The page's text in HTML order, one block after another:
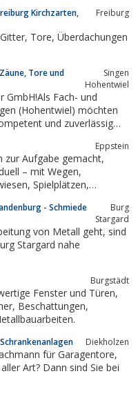
Kirchzarten,
Freiburg
Tore und
Singen
Hohentwiel
GmbH!Als Fach- und
(Hohentwiel) möchten
und zuverlässig
Leistungen aus. Sowohl
Eppstein
zur Aufgabe gemacht,
– mit Wegen,
- Schmiede
Burg
Stargard
von Metall geht, sind
Stargard nahe
Burgstädt
Fenster und Türen,
Diekholzen
für Garagentore,